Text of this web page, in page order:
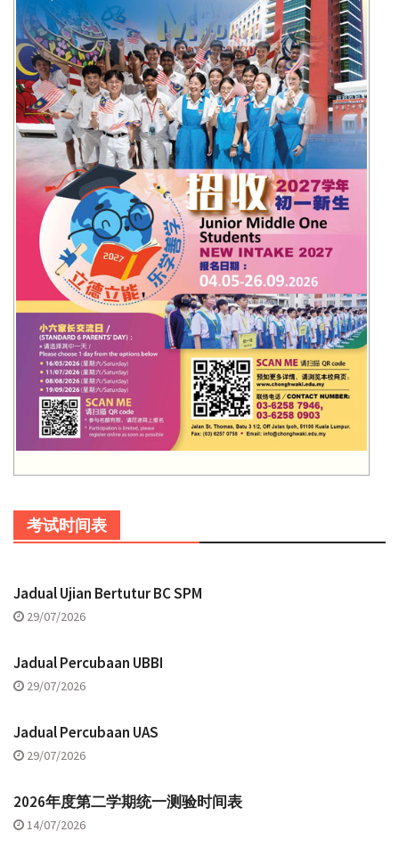
考试时间表
Jadual Ujian Bertutur BC SPM
29/07/2026
Jadual Percubaan UBBI
29/07/2026
Jadual Percubaan UAS
29/07/2026
2026年度第二学期统一测验时间表
14/07/2026